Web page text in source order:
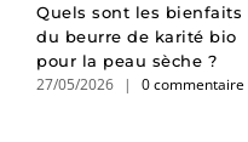
Quels sont les bienfaits
du beurre de karité bio
pour la peau sèche ?
27/05/2026 | 0 commentaire